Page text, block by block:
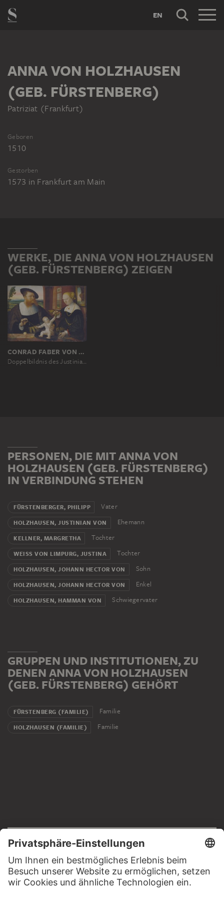
EN
ANNA VON HOLZHAUSEN
(GEB. FÜRSTENBERG)
Patriziat (Frankfurt)
Geboren
1510
Gestorben
1573 in Frankfurt am Main
WERKE, DIE ANNA VON HOLZHAUSEN
(GEB. FÜRSTENBERG) ZEIGEN
CONRAD FABER VON KREUZNACH
Doppelbildnis des Justinian von Holzhausen (1502–1553) und seiner Frau Anna, geb. Fürstenberg (1510–1573)
PERSONEN, DIE MIT ANNA VON
HOLZHAUSEN (GEB. FÜRSTENBERG)
IN VERBINDUNG STEHEN
FÜRSTENBERGER, PHILIPP Vater
HOLZHAUSEN, JUSTINIAN VON Ehemann
KELLNER, MARGRETHA Tochter
WEISS VON LIMPURG, JUSTINA Tochter
HOLZHAUSEN, JOHANN HECTOR VON Sohn
HOLZHAUSEN, JOHANN HECTOR VON Enkel
HOLZHAUSEN, HAMMAN VON Schwiegervater
GRUPPEN UND INSTITUTIONEN, ZU
DENEN ANNA VON HOLZHAUSEN
(GEB. FÜRSTENBERG) GEHÖRT
FÜRSTENBERG (FAMILIE) Familie
HOLZHAUSEN (FAMILIE) Familie
Impressum
Datenschutz
Copyright © 2026 Städel Museum
All rights reserved.